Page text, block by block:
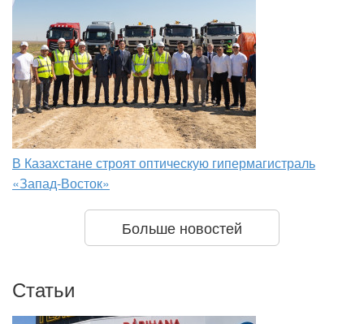
В Казахстане строят оптическую гипермагистраль
«Запад-Восток»
Больше новостей
Статьи